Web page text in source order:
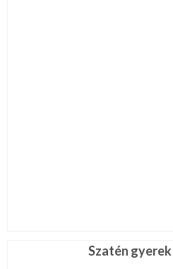
Szatén